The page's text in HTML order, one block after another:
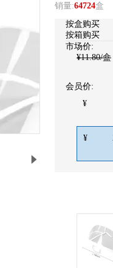
销量:64724盒
按盒购买
按箱购买
市场价:
¥11.80/盒
会员价:
¥
¥